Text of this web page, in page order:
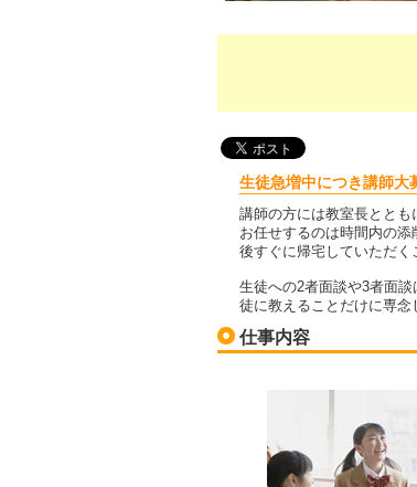
生徒急増中につき講師大
講師の方には教室長ととも
お任せするのは時間内の
後すぐに帰宅していただく
生徒への2者面談や3者面
徒に教えることだけに専念
仕事内容